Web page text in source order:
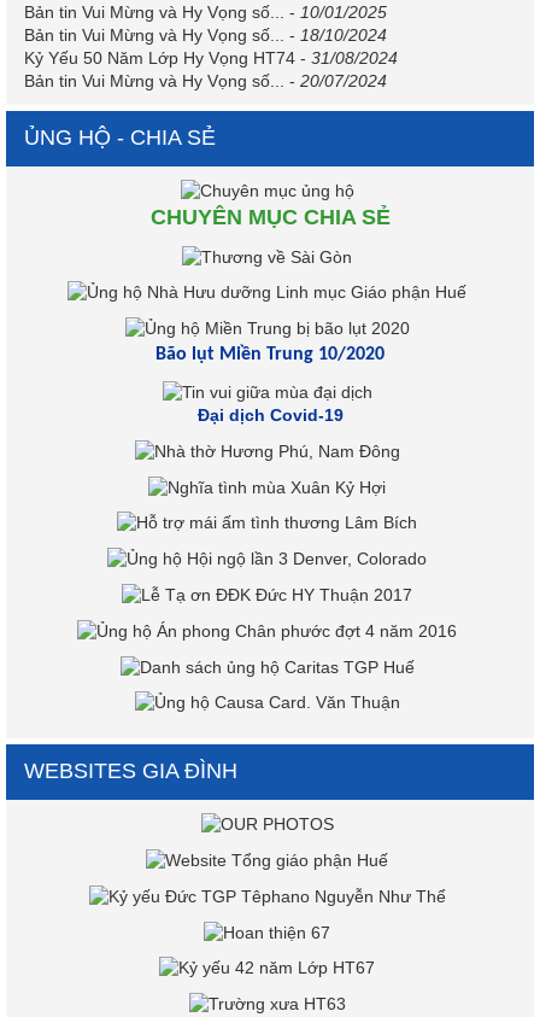
Bản tin Vui Mừng và Hy Vọng số...
- 10/01/2025
Bản tin Vui Mừng và Hy Vọng số...
- 18/10/2024
Kỷ Yếu 50 Năm Lớp Hy Vọng HT74 - 31/08/2024
Bản tin Vui Mừng và Hy Vọng số...
- 20/07/2024
ỦNG HỘ - CHIA SẺ
CHUYÊN MỤC CHIA SẺ
Bão lụt Miền Trung 10/2020
Đại dịch Covid-19
WEBSITES GIA ĐÌNH